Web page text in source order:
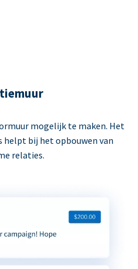
mogelijk te maken. Het
helpt bij het opbouwen van
relaties.